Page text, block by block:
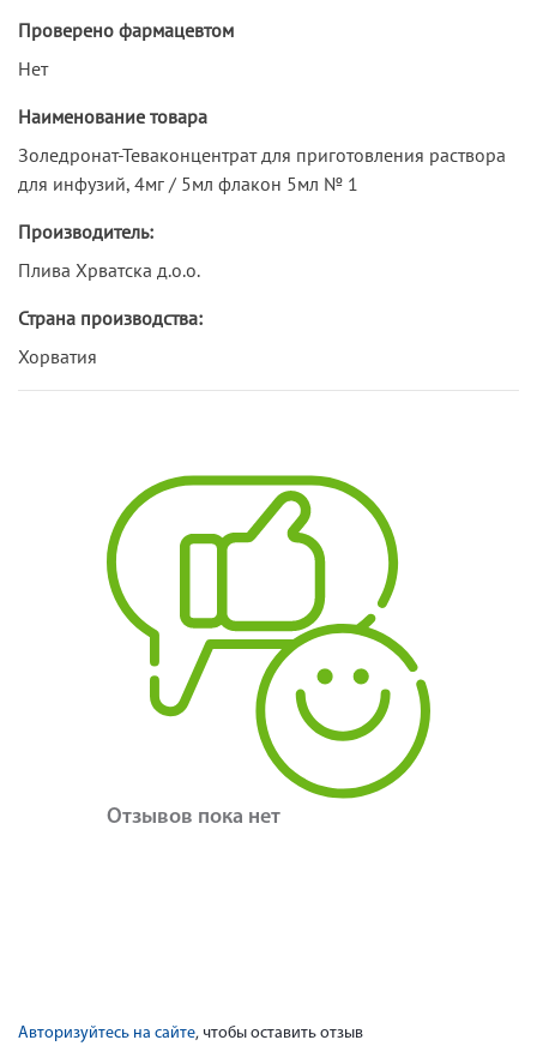
Проверено фармацевтом
Нет
Наименование товара
Золедронат-Теваконцентрат для приготовления раствора
для инфузий, 4мг / 5мл флакон 5мл № 1
Производитель:
Плива Хрватска д.о.о.
Страна производства:
Хорватия
Отзывов пока нет
Авторизуйтесь на сайте, чтобы оставить отзыв